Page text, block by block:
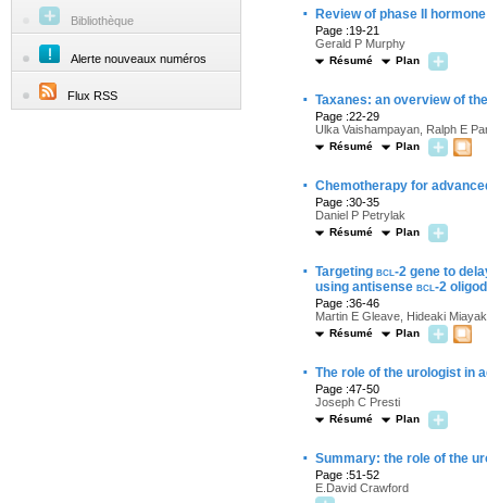
Bibliothèque
Alerte nouveaux numéros
Flux RSS
· Review of phase
Page :19-21
Gerald P Murphy
Résumé Plan
· Taxanes: an overview of
Page :22-29
Ulka Vaishampayan, Ralph E
Résumé Plan
· Chemotherapy for
Page :30-35
Daniel P Petrylak
Résumé Plan
· Targeting bcl-2 gene to
using antisense bcl-2
Page :36-46
Martin E Gleave, Hideaki
Résumé Plan
· The role of the urologist in
Page :47-50
Joseph C Presti
Résumé Plan
· Summary: the role of the
Page :51-52
E.David Crawford